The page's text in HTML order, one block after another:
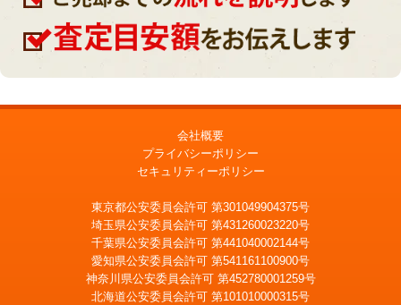
会社概要
プライバシーポリシー
セキュリティーポリシー
東京都公安委員会許可 第301049904375号
埼玉県公安委員会許可 第431260023220号
千葉県公安委員会許可 第441040002144号
愛知県公安委員会許可 第541161100900号
神奈川県公安委員会許可 第452780001259号
北海道公安委員会許可 第101010000315号